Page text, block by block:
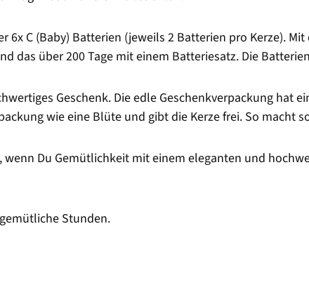
6x C (Baby) Batterien (jeweils 2 Batterien pro Kerze).
das über 200 Tage mit einem Batteriesatz. Die
Geschenk. Die edle Geschenkverpackung hat
wie eine Blüte und gibt die Kerze frei. So macht
wenn Du Gemütlichkeit mit einem eleganten und
Stunden.